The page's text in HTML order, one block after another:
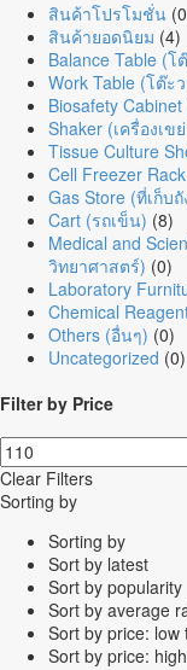
สินค้าโปรโมชั่น
สินค้ายอดนิยม (4)
Balance Table (โ
Work Table (โต๊ะ
Biosafety
Shaker (เครื่องเข
Tissue Culture
Cell Freezer
Gas Store (ที่เก็บ
Cart (รถเข็น) (8)
Medical and
วิทยาศาสตร์) (0)
Laboratory
Chemical
Others (อื่นๆ) (0)
Uncategorized (0)
Filter by Price
Min
price
Clear Filters
Sorting by
Sorting by
Sort by latest
Sort by popularity
Sort by average
Sort by price: low
Sort by price: